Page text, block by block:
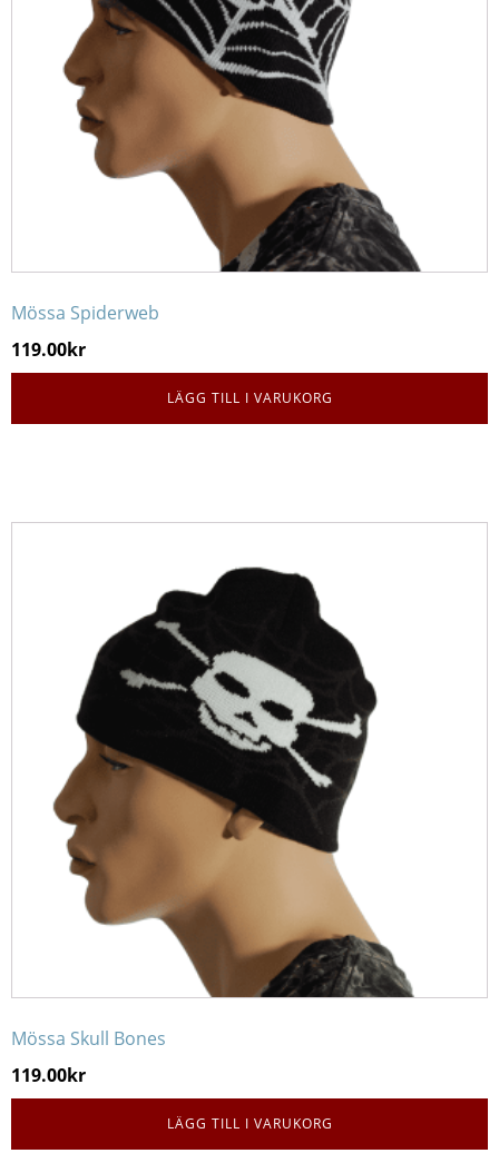
Mössa Spiderweb
119.00kr
LÄGG TILL I VARUKORG
Mössa Skull Bones
119.00kr
LÄGG TILL I VARUKORG